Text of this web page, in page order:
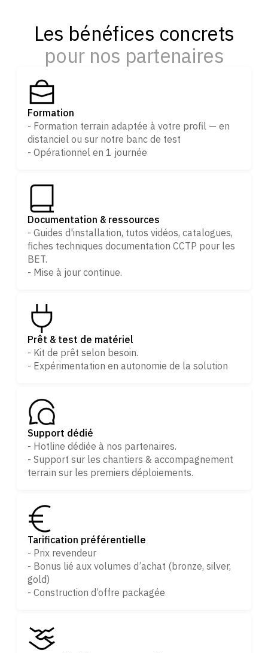
Les bénéfices concrets
pour nos partenaires
Formation
- Formation terrain adaptée à votre profil — en
distanciel ou sur notre banc de test
- Opérationnel en 1 journée
Documentation & ressources
- Guides d'installation, tutos vidéos, catalogues,
fiches techniques documentation CCTP pour les
BET.
- Mise à jour continue.
Prêt & test de matériel
- Kit de prêt selon besoin.
- Expérimentation en autonomie de la solution
Support dédié
- Hotline dédiée à nos partenaires.
- Support sur les chantiers & accompagnement
terrain sur les premiers déploiements.
Tarification préférentielle
- Prix revendeur
- Bonus lié aux volumes d’achat (bronze, silver,
gold)
- Construction d’offre packagée